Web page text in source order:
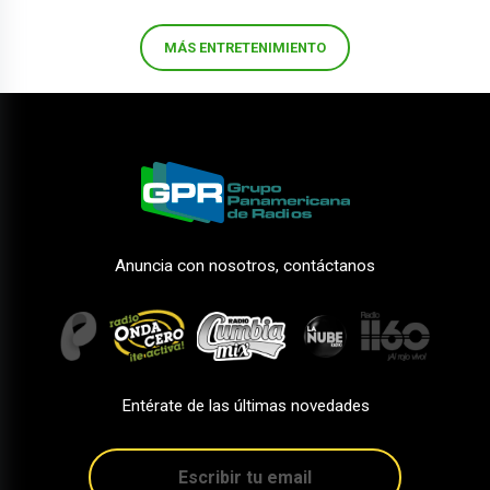
MÁS ENTRETENIMIENTO
Anuncia con nosotros, contáctanos
Entérate de las últimas novedades